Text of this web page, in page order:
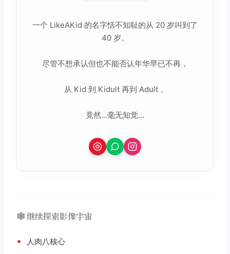
一个 LikeAKid 的名字恬不知耻的从 20 岁叫到了
40 岁。
尽管不想承认但也不能否认年华早已不再，
从 Kid 到 Kidult 再到 Adult，
竟然...毫无知觉...
🕸️ 继续探索影像宇宙
• 人肉八核心